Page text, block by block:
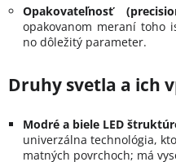
Opakovateľnosť
opakovanom meraní toho
no dôležitý parameter.
Druhy svetla a ich
Modré a biele LED
univerzálna technológia,
matných povrchoch; má